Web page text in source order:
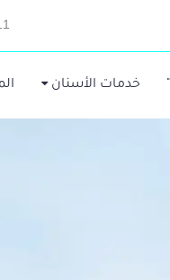
خدمات الأسنان